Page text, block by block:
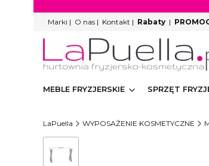
Marki | O nas | Kontakt | Rabaty |
MEBLE FRYZJERSKIE SPRZĘT
LaPuella WYPOSAŻENIE KOSMETYCZNE